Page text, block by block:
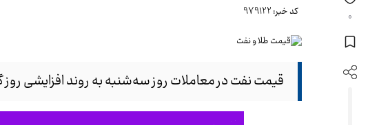
0 کد خبر: 979122
قیمت نفت در معاملات روز سه‌شنبه به روند افزایشی روز